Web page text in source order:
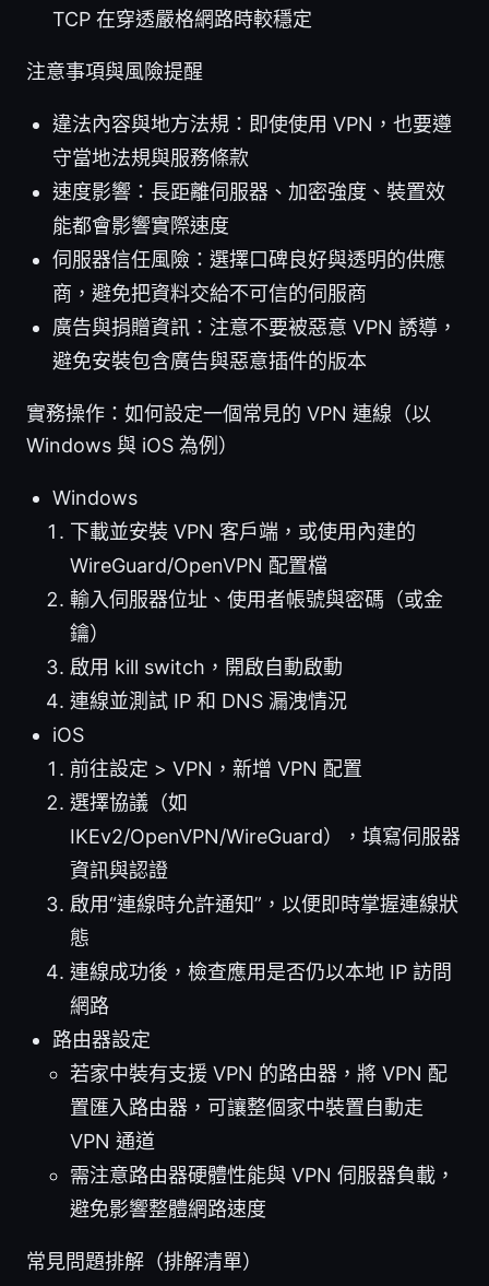
TCP 在穿透嚴格網路時較穩定
注意事項與風險提醒
違法內容與地方法規：即使使用 VPN，也要遵
守當地法規與服務條款
速度影響：長距離伺服器、加密強度、裝置效
能都會影響實際速度
伺服器信任風險：選擇口碑良好與透明的供應
商，避免把資料交給不可信的伺服商
廣告與捐贈資訊：注意不要被惡意 VPN 誘導，
避免安裝包含廣告與惡意插件的版本
實務操作：如何設定一個常見的 VPN 連線（以
Windows 與 iOS 為例）
Windows
下載並安裝 VPN 客戶端，或使用內建的
WireGuard/OpenVPN 配置檔
輸入伺服器位址、使用者帳號與密碼（或金
鑰）
啟用 kill switch，開啟自動啟動
連線並測試 IP 和 DNS 漏洩情況
iOS
前往設定 > VPN，新增 VPN 配置
選擇協議（如
IKEv2/OpenVPN/WireGuard），填寫伺服器
資訊與認證
啟用“連線時允許通知”，以便即時掌握連線狀
態
連線成功後，檢查應用是否仍以本地 IP 訪問
網路
路由器設定
若家中裝有支援 VPN 的路由器，將 VPN 配
置匯入路由器，可讓整個家中裝置自動走
VPN 通道
需注意路由器硬體性能與 VPN 伺服器負載，
避免影響整體網路速度
常見問題排解（排解清單）